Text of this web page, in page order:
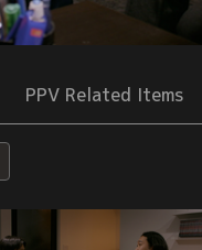
PPV Related Items